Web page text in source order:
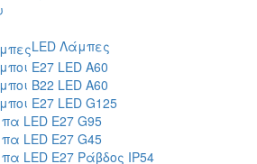
LED Λάμπες
E27 LED A60
B22 LED A60
E27 LED G125
LED E27 G95
LED E27 G45
LED E27 Ράβδος IP54